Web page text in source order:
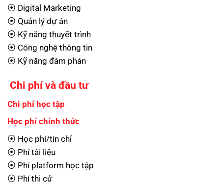
⦿ Digital Marketing
⦿ Quản lý dự án
⦿ Kỹ năng thuyết trình
⦿ Công nghệ thông tin
⦿ Kỹ năng đàm phán
Chi phí và đầu tư
Chi phí học tập
Học phí chính thức
⦿ Học phí/tín chỉ
⦿ Phí tài liệu
⦿ Phí platform học tập
⦿ Phí thi cử